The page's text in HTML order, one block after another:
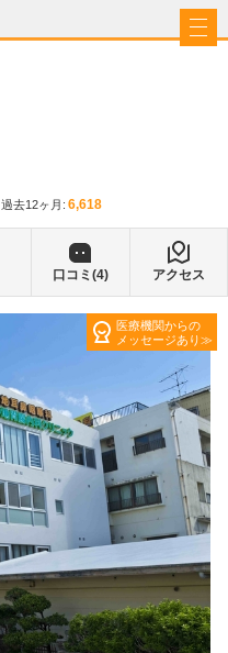
過去12ヶ月: 6,618
口コミ(4) アクセス
医療機関からの
メッセージあり